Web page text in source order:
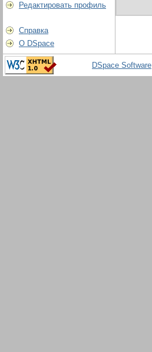
Редактировать профиль
Справка
О DSpace
DSpace Software